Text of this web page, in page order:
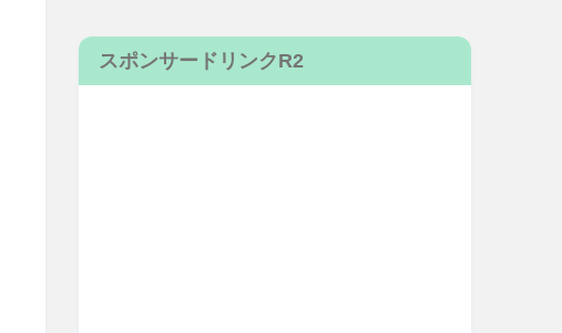
スポンサードリンクR2